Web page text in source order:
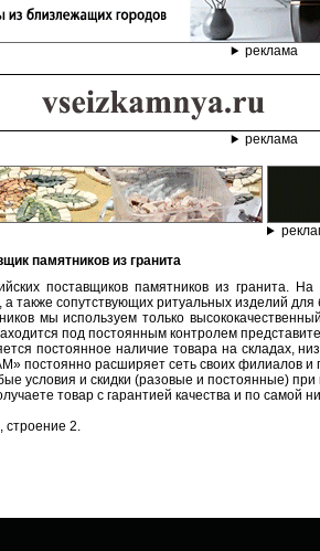
реклама
реклама
памятников из гранита
поставщиков памятников из гранита.
также сопутствующих ритуальных изделий для
мы используем только
под постоянным контролем
постоянное наличие товара на складах,
постоянно расширяет сеть своих филиалов и
условия и скидки (разовые и постоянные) при
товар с гарантией качества и по самой
строение 2.